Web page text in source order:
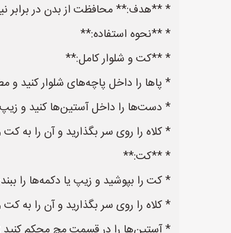
* **هدف:** محافظت از بدن در برابر
* **نحوه استفاده:**
* **کت و شلوار کامل:**
* پاها را داخل پاچه‌های شلوار کنید
* دست‌ها را داخل آستین‌ها کنید و
* کلاه را روی سر بگذارید و آن را به
* **کت:**
* کت را بپوشید و زیپ یا دکمه‌ها را
* کلاه را روی سر بگذارید و آن را به